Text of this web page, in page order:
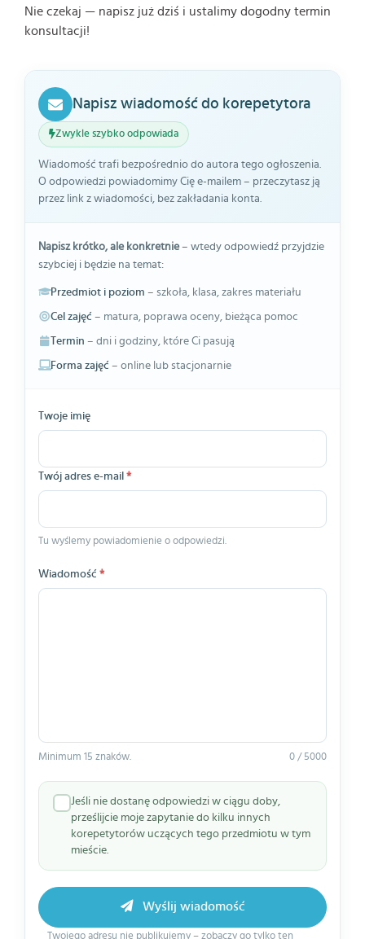
Nie czekaj — napisz już dziś i ustalimy dogodny termin
konsultacji!
Napisz wiadomość do korepetytora
Zwykle szybko odpowiada
Wiadomość trafi bezpośrednio do autora tego ogłoszenia.
O odpowiedzi powiadomimy Cię e-mailem – przeczytasz ją
przez link z wiadomości, bez zakładania konta.
Napisz krótko, ale konkretnie– wtedy odpowiedź przyjdzie
szybciej i będzie na temat:
Przedmiot i poziom – szkoła, klasa, zakres materiału
Cel zajęć – matura, poprawa oceny, bieżąca pomoc
Termin – dni i godziny, które Ci pasują
Forma zajęć – online lub stacjonarnie
Twoje imię
Twój adres e-mail *
Tu wyślemy powiadomienie o odpowiedzi.
Wiadomość *
Minimum 15 znaków. 0 / 5000
Jeśli nie dostanę odpowiedzi w ciągu doby,
prześlijcie moje zapytanie do kilku innych
korepetytorów uczących tego przedmiotu w tym
mieście.
Twojego adresu nie publikujemy – zobaczy go tylko ten
Wyślij wiadomość